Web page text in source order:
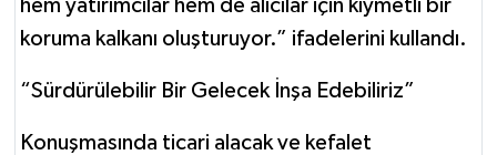
hem yatırımcılar hem de alıcılar için kıymetli bir
koruma kalkanı oluşturuyor.” ifadelerini kullandı.
“Sürdürülebilir Bir Gelecek İnşa Edebiliriz”
Konuşmasında ticari alacak ve kefalet